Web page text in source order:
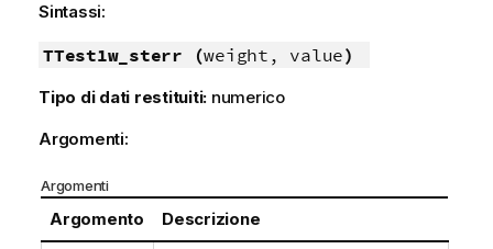
Sintassi:
TTest1w_sterr (weight, value)
Tipo di dati restituiti: numerico
Argomenti:
Argomenti
Argomento Descrizione